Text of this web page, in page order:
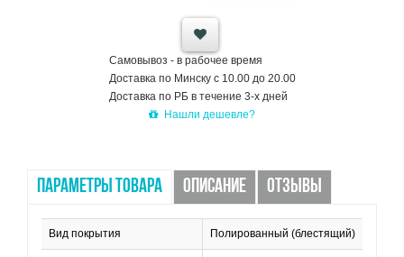
Самовывоз - в рабочее время
Доставка по Минску с 10.00 до 20.00
Доставка по РБ в течение 3-х дней
Нашли дешевле?
ПАРАМЕТРЫ ТОВАРА ОПИСАНИЕ ОТЗЫВЫ
Вид покрытия Полированный (блестящий)